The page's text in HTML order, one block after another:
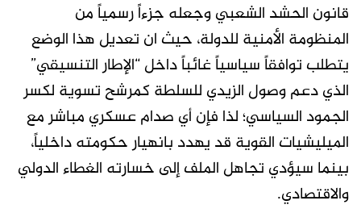
قانون الحشد الشعبي وجعله جزءاً رسمياً من
المنظومة الأمنية للدولة، حيث ان تعديل هذا الوضع
يتطلب توافقاً سياسياً غائباً داخل “الإطار التنسيقي”
الذي دعم وصول الزيدي للسلطة كمرشح تسوية لكسر
الجمود السياسي؛ لذا فإن أي صدام عسكري مباشر مع
الميليشيات القوية قد يهدد بانهيار حكومته داخلياً،
بينما سيؤدي تجاهل الملف إلى خسارته الغطاء الدولي
والاقتصادي.